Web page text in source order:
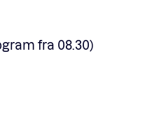
fra 08.30)